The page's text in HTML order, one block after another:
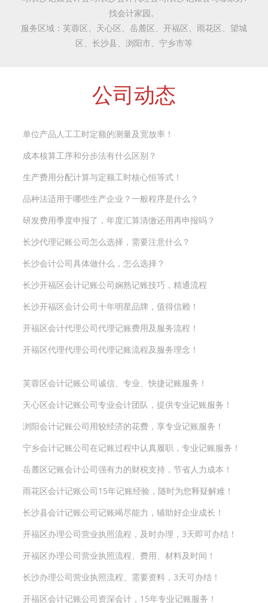
找会计家园。
服务区域：芙蓉区、天心区、岳麓区、开福区、雨花区、望城
区、长沙县、浏阳市、宁乡市等
公司动态
单位产品人工工时定额的测量及宽放率！
成本核算工序和分步法有什么区别？
生产费用分配计算与定额工时核心恒等式！
品种法适用于哪些生产企业？一般程序是什么？
研发费用季度申报了，年度汇算清缴还用再申报吗？
长沙代理记账公司怎么选择，需要注意什么？
长沙会计公司具体做什么，怎么选择？
长沙开福区会计记账公司娴熟记账技巧，精通流程
长沙开福区会计公司十年明星品牌，值得信赖！
开福区会计代理公司代理记账费用及服务流程！
开福区代理代理公司代理记账流程及服务理念！
芙蓉区会计记账公司诚信、专业、快捷记账服务！
天心区会计记账公司专业会计团队，提供专业记账服务！
浏阳会计记账公司用较经济的花费，享专业记账服务！
宁乡会计记账公司在记账过程中认真履职，专业记账服务！
岳麓区记账会计公司强有力的财税支持，节省人力成本！
雨花区会计记账公司15年记账经验，随时为您释疑解难！
长沙县会计记账公司记账竭尽能力，辅助好企业成长！
开福区办理公司营业执照流程，及时办理，3天即可办结！
开福区办理公司营业执照流程、费用、材料及时间！
长沙办理公司营业执照流程、需要资料，3天可办结！
开福区会计记账公司资深会计，15年专业记账服务！